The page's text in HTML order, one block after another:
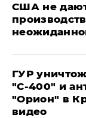
США не
ГУР
"С‑400" и
"Орион" в
видео